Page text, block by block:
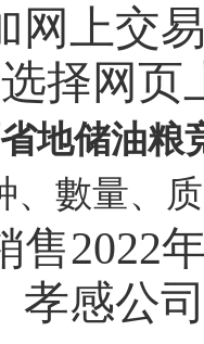
网上交
择网
地储油粮
、數量、质
售2022
孝感公